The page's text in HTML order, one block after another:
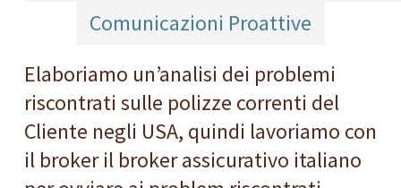
Comunicazioni Proattive
Elaboriamo un’analisi dei problemi
riscontrati sulle polizze correnti del
Cliente negli USA, quindi lavoriamo con
il broker il broker assicurativo italiano